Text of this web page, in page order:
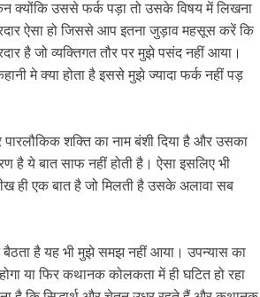
क्योंकि उससे फर्क पड़ा तो उसके विषय में लिखना
ऐसा हो जिससे आप इतना जुड़ाव महसूस करें कि
है जो व्यक्तिगत तौर पर मुझे पसंद नहीं आया।
मे क्या होता है इससे मुझे ज्यादा फर्क नहीं पड़
शक्ति का नाम बंशी दिया है और उसका
है ये बात साफ नहीं होती है। ऐसा इसलिए भी
ही एक बात है जो मिलती है उसके अलावा सब
बैठता है यह भी मुझे समझ नहीं आया। उपन्यास का
या फिर कथानक कोलकता में ही घटित हो रहा